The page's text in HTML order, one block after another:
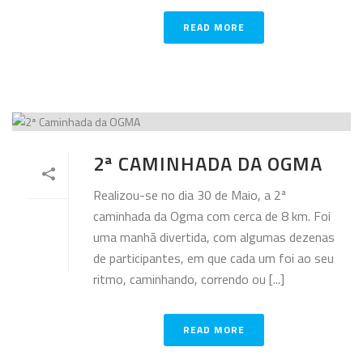
READ MORE
2ª CAMINHADA DA OGMA
Realizou-se no dia 30 de Maio, a 2ª
caminhada da Ogma com cerca de 8 km. Foi
uma manhã divertida, com algumas dezenas
de participantes, em que cada um foi ao seu
ritmo, caminhando, correndo ou [...]
READ MORE